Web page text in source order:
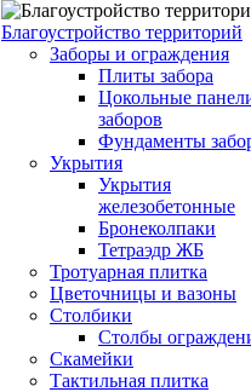
Благоустройство территорий
Заборы и ограждения
Плиты забора
Цокольные
заборов
Фундаменты
Укрытия
Укрытия
железобетонные
Бронеколпаки
Тетраэдр ЖБ
Тротуарная плитка
Цветочницы и вазоны
Столбики
Столбы
Скамейки
Тактильная плитка